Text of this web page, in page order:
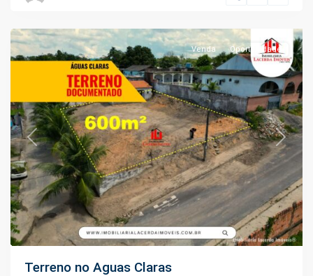
Previous Next
Venda Oportunidade
Terreno no Aguas Claras